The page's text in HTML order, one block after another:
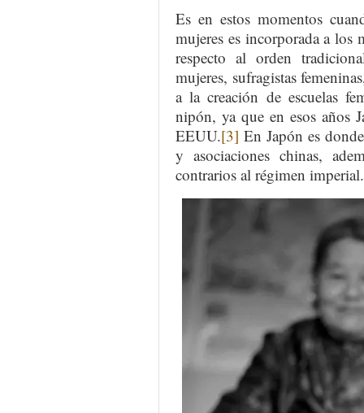
Es en estos momentos
mujeres es incorporada a
respecto al orden
mujeres, sufragistas
a la creación de escuelas
nipón, ya que en esos años
EEUU.[3] En Japón es
y asociaciones chinas,
contrarios al régimen imperial.